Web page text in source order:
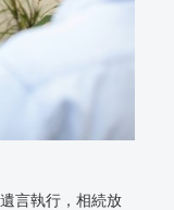
言執行，相続放